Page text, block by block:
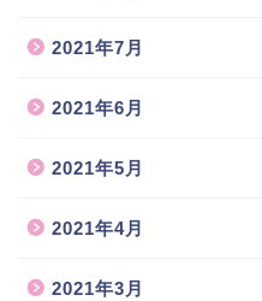
2021年7月
2021年6月
2021年5月
2021年4月
2021年3月